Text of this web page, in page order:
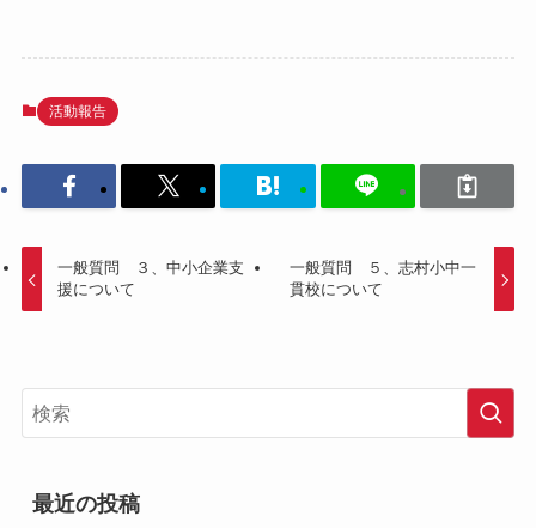
活動報告
一般質問 ３、中小企業支
援について
一般質問 ５、志村小中一
貫校について
最近の投稿